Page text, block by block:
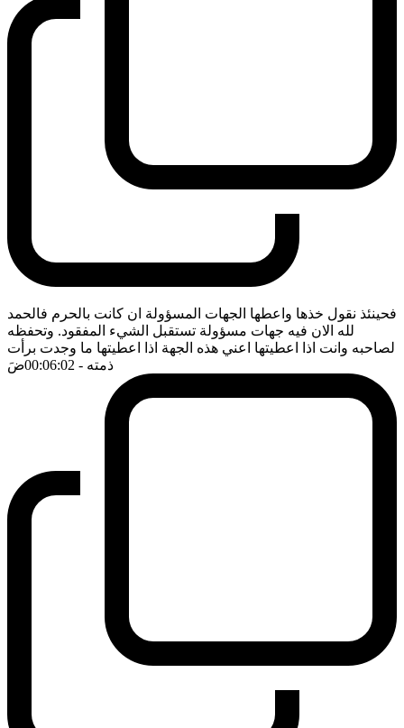
فحينئذ نقول خذها واعطها الجهات المسؤولة ان كانت بالحرم فالحمد
لله الان فيه جهات مسؤولة تستقبل الشيء المفقود. وتحفظه
لصاحبه وانت اذا اعطيتها اعني هذه الجهة اذا اعطيتها ما وجدت برأت
ذمته - 00:06:02 ضَ